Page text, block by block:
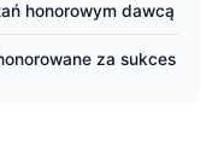
honorowym dawcą
za sukces